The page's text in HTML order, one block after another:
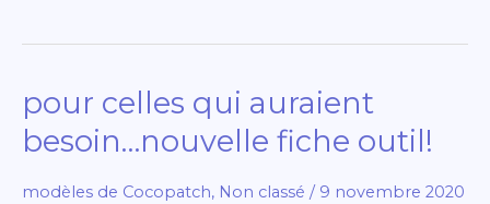
pour celles qui auraient
besoin…nouvelle fiche outil!
modèles de Cocopatch, Non classé / 9 novembre 2020
pour
celles
qui
auraient